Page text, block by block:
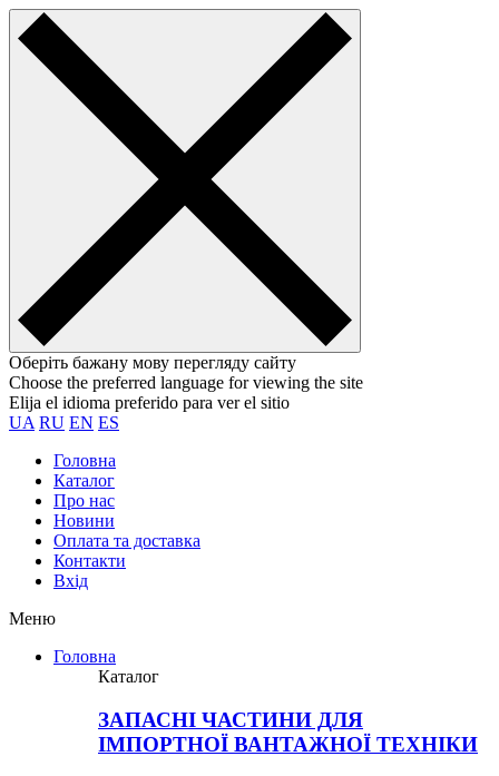
Оберіть бажану мову перегляду сайту
Choose the preferred language for viewing the site
Elija el idioma preferido para ver el sitio
UA RU EN ES
Головна
Каталог
Про нас
Новини
Оплата та доставка
Контакти
Вхiд
Меню
Головна
Каталог
ЗАПАСНІ ЧАСТИНИ ДЛЯ
ІМПОРТНОЇ ВАНТАЖНОЇ ТЕХНІКИ